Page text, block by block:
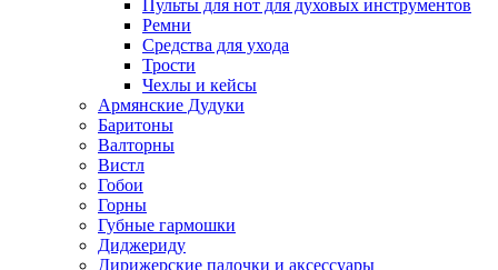
Пульты для нот для духовых инструментов
Ремни
Средства для ухода
Трости
Чехлы и кейсы
Армянские Дудуки
Баритоны
Валторны
Вистл
Гобои
Горны
Губные гармошки
Диджериду
Дирижерские палочки и аксессуары